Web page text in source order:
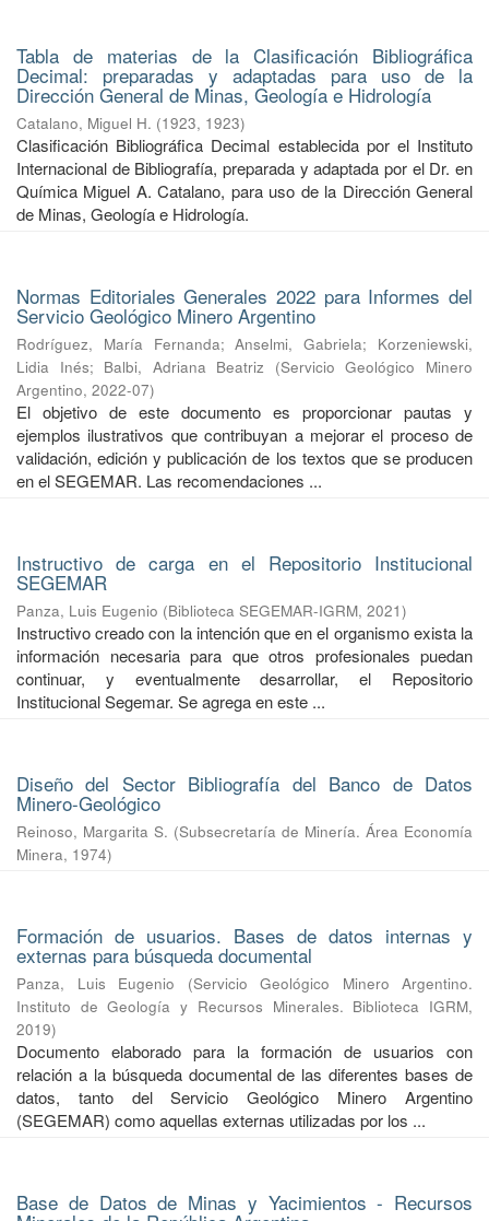
Tabla de materias de la Clasificación Bibliográfica
Decimal: preparadas y adaptadas para uso de la
Dirección General de Minas, Geología e Hidrología
Catalano, Miguel H. (1923, 1923)
Clasificación Bibliográfica Decimal establecida por el Instituto
Internacional de Bibliografía, preparada y adaptada por el Dr. en
Química Miguel A. Catalano, para uso de la Dirección General
de Minas, Geología e Hidrología.
Normas Editoriales Generales 2022 para Informes del
Servicio Geológico Minero Argentino
Rodríguez, María Fernanda;Anselmi, Gabriela; Korzeniewski,
Lidia Inés; Balbi, Adriana Beatriz (Servicio Geológico Minero
Argentino, 2022-07)
El objetivo de este documento es proporcionar pautas y
ejemplos ilustrativos que contribuyan a mejorar el proceso de
validación, edición y publicación de los textos que se producen
en el SEGEMAR. Las recomendaciones ...
Instructivo de carga en el Repositorio Institucional
SEGEMAR
Panza, Luis Eugenio (Biblioteca SEGEMAR-IGRM, 2021)
Instructivo creado con la intención que en el organismo exista la
información necesaria para que otros profesionales puedan
continuar, y eventualmente desarrollar, el Repositorio
Institucional Segemar. Se agrega en este ...
Diseño del Sector Bibliografía del Banco de Datos
Minero-Geológico
Reinoso, Margarita S. (Subsecretaría de Minería. Área Economía
Minera, 1974)
Formación de usuarios. Bases de datos internas y
externas para búsqueda documental
Panza, Luis Eugenio (Servicio Geológico Minero Argentino.
Instituto de Geología y Recursos Minerales. Biblioteca IGRM,
2019)
Documento elaborado para la formación de usuarios con
relación a la búsqueda documental de las diferentes bases de
datos, tanto del Servicio Geológico Minero Argentino
(SEGEMAR) como aquellas externas utilizadas por los ...
Base de Datos de Minas y Yacimientos - Recursos